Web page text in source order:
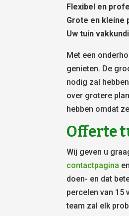
Flexibel en
Grote en kleine
Uw tuin
Met een
genieten. De
nodig zal
over grotere
hebben omdat
Offerte
Wij geven u
contactpagina
doen- en dat
percelen van 15
team zal elk